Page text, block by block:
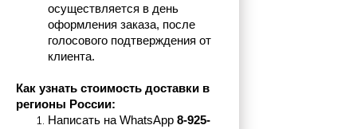
осуществляется в день
оформления заказа, после
голосового подтверждения от
клиента.
Как узнать стоимость доставки в
регионы России:
Написать на WhatsApp 8-925-